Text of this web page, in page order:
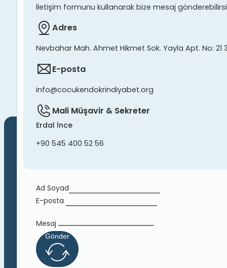
İletişim formunu kullanarak bize mesaj
Adres
Nevbahar Mah. Ahmet Hikmet Sok. Yayla Apt. No: 21
E-posta
info@cocukendokrindiyabet.org
Mali Müşavir & Sekreter
Erdal İnce
+90 545 400 52 56
Ad Soyad
E-posta
Mesaj
Gönder